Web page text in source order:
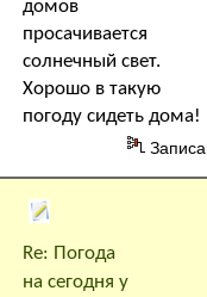
домов
просачивается
солнечный свет.
Хорошо в такую
погоду сидеть дома!
Re: Погода
на сегодня у